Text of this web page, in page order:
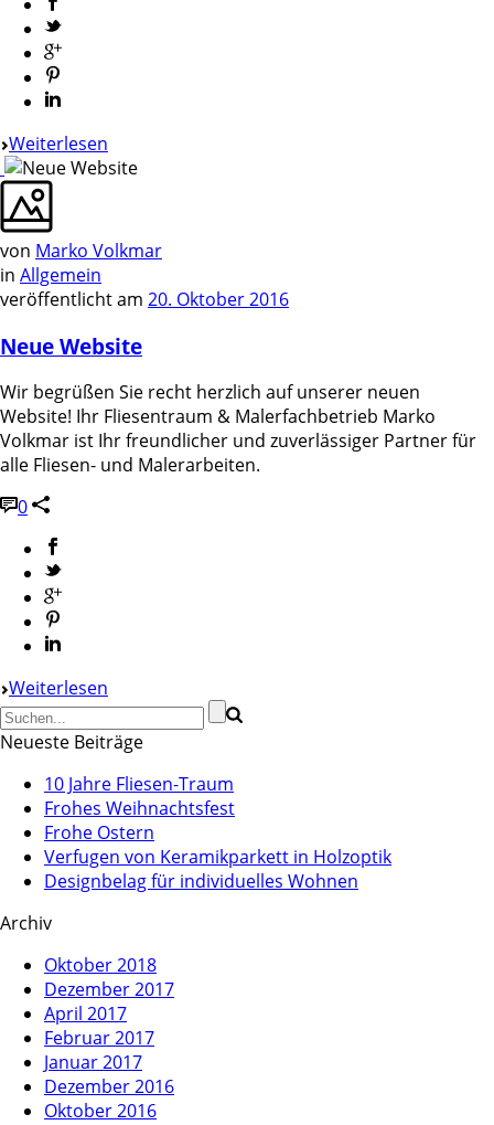
Weiterlesen
von Marko Volkmar
in Allgemein
veröffentlicht am 20. Oktober 2016
Neue Website
Wir begrüßen Sie recht herzlich auf unserer neuen
Website! Ihr Fliesentraum & Malerfachbetrieb Marko
Volkmar ist Ihr freundlicher und zuverlässiger Partner für
alle Fliesen- und Malerarbeiten.
0
Weiterlesen
Neueste Beiträge
10 Jahre Fliesen-Traum
Frohes Weihnachtsfest
Frohe Ostern
Verfugen von Keramikparkett in Holzoptik
Designbelag für individuelles Wohnen
Archiv
Oktober 2018
Dezember 2017
April 2017
Februar 2017
Januar 2017
Dezember 2016
Oktober 2016